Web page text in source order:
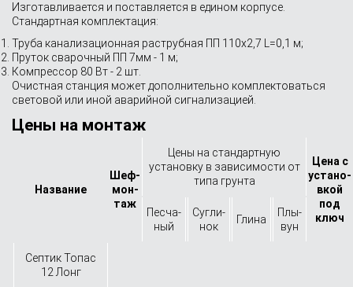
Изготавливается и поставляется в едином корпусе.
Стандартная комплектация:
Труба канализационная раструбная ПП 110х2,7 L=0,1 м;
Пруток сварочный ПП 7мм - 1 м;
Компрессор 80 Вт - 2 шт.
Очистная станция может дополнительно комплектоваться
световой или иной аварийной сигнализацией.
Цены на монтаж
Назва­ние
Шеф-
мон­
таж
Цены на стандартную
установку в зависимости от
типа грунта
Цена с
устано­
вкой
под
ключ
Песча­
ный
Сугли­
нок
Глина
Плы­
вун
Септик Топас
12 Лонг